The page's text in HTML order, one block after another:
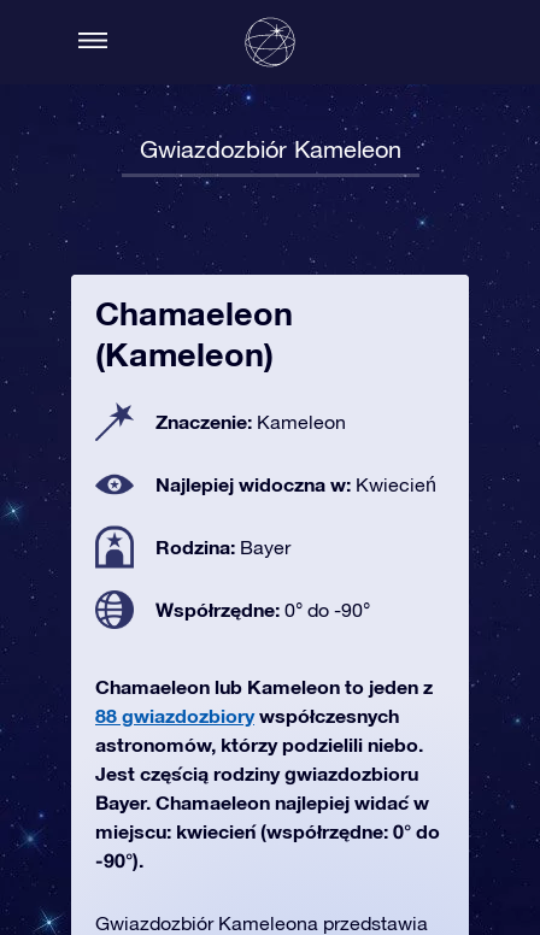
Gwiazdozbiór Kameleon
Chamaeleon
(Kameleon)
Znaczenie: Kameleon
Najlepiej widoczna w: Kwiecień
Rodzina: Bayer
Współrzędne: 0° do -90°
Chamaeleon lub Kameleon to jeden z
88 gwiazdozbiorywspółczesnych
astronomów, którzy podzielili niebo.
Jest częścią rodziny gwiazdozbioru
Bayer. Chamaeleon najlepiej widać w
miejscu: kwiecień (współrzędne: 0° do
-90°).
Gwiazdozbiór Kameleona przedstawia